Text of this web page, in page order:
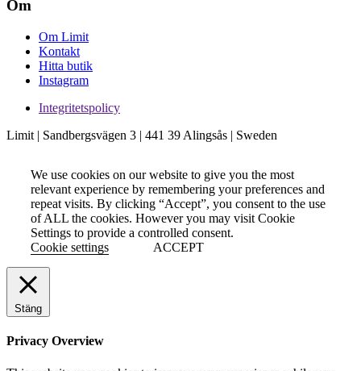
Om
Om Limit
Kontakt
Hitta butik
Instagram
Integritetspolicy
Limit | Sandbergsvägen 3 | 441 39 Alingsås | Sweden
We use cookies on our website to give you the most
relevant experience by remembering your preferences and
repeat visits. By clicking “Accept”, you consent to the use
of ALL the cookies. However you may visit Cookie
Settings to provide a controlled consent.
Cookie settings
ACCEPT
Stäng
Privacy Overview